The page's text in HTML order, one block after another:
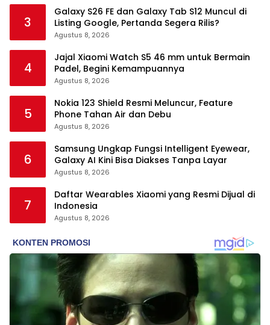
3
Galaxy S26 FE dan Galaxy Tab S12 Muncul di
Listing Google, Pertanda Segera Rilis?
Agustus 8, 2026
4
Jajal Xiaomi Watch S5 46 mm untuk Bermain
Padel, Begini Kemampuannya
Agustus 8, 2026
5
Nokia 123 Shield Resmi Meluncur, Feature
Phone Tahan Air dan Debu
Agustus 8, 2026
6
Samsung Ungkap Fungsi Intelligent Eyewear,
Galaxy AI Kini Bisa Diakses Tanpa Layar
Agustus 8, 2026
7
Daftar Wearables Xiaomi yang Resmi Dijual di
Indonesia
Agustus 8, 2026